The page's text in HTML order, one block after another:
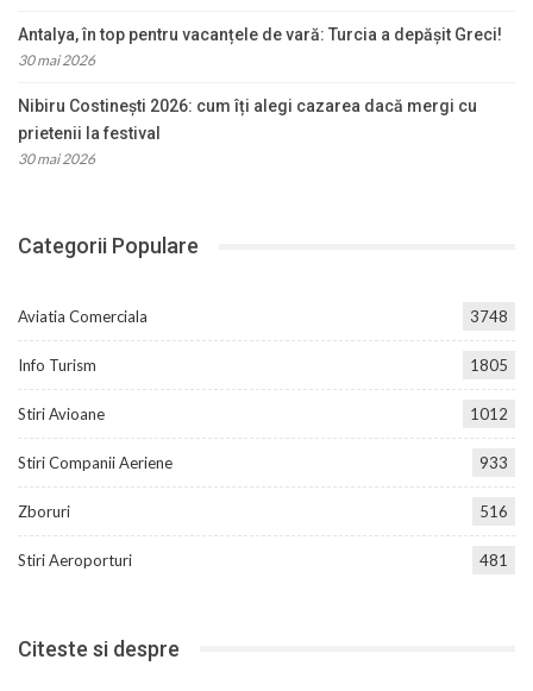
Antalya, în top pentru vacanțele de vară: Turcia a depășit Greci!
30 mai 2026
Nibiru Costinești 2026: cum îți alegi cazarea dacă mergi cu
prietenii la festival
30 mai 2026
Categorii Populare
Aviatia Comerciala 3748
Info Turism 1805
Stiri Avioane 1012
Stiri Companii Aeriene 933
Zboruri 516
Stiri Aeroporturi 481
Citeste si despre